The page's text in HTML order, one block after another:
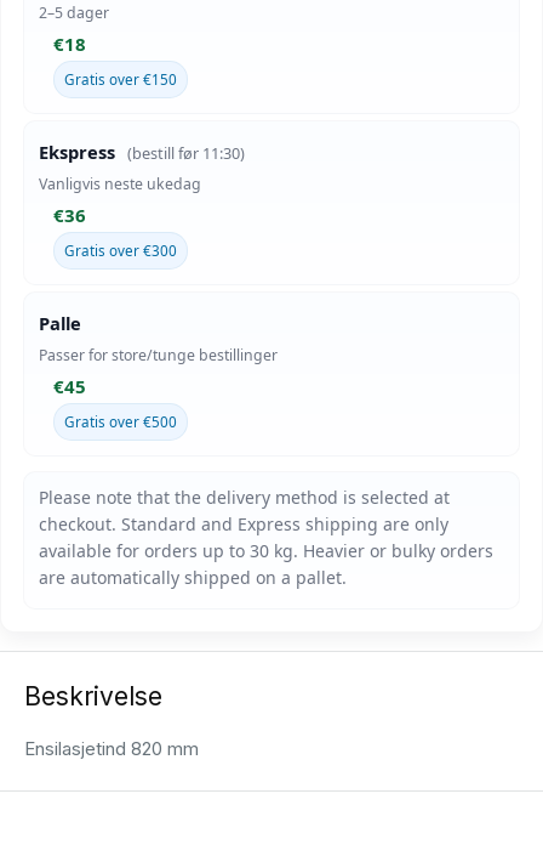
2–5 dager
€18
Gratis over €150
Ekspress (bestill før 11:30)
Vanligvis neste ukedag
€36
Gratis over €300
Palle
Passer for store/tunge bestillinger
€45
Gratis over €500
Beskrivelse
Ensilasjetind 820 mm